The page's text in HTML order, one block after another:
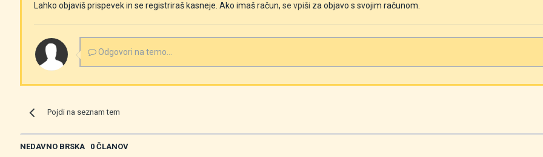
Lahko objaviš prispevek in se registriraš kasneje. Ako imaš račun,se vpiši za objavo s svojim računom.
Odgovori na temo...
Pojdi na seznam tem
NEDAVNO BRSKA 0 ČLANOV